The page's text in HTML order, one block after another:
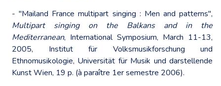
- "Mailand France multipart singing : Men and patterns",
Multipart singing on the Balkans and in the
Mediterranean, International Symposium, March 11-13,
2005, Institut für Volksmusikforschung und
Ethnomusikologie, Universität für Musik und darstellende
Kunst Wien, 19 p. (à paraître 1er semestre 2006).